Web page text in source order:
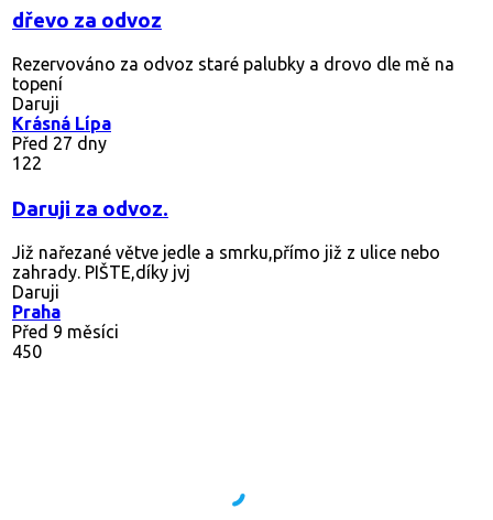
dřevo za odvoz
Rezervováno za odvoz staré palubky a drovo dle mě na
topení
Daruji
Krásná Lípa
Před 27 dny
122
Daruji za odvoz.
Již nařezané větve jedle a smrku,přímo již z ulice nebo
zahrady. PIŠTE,díky jvj
Daruji
Praha
Před 9 měsíci
450